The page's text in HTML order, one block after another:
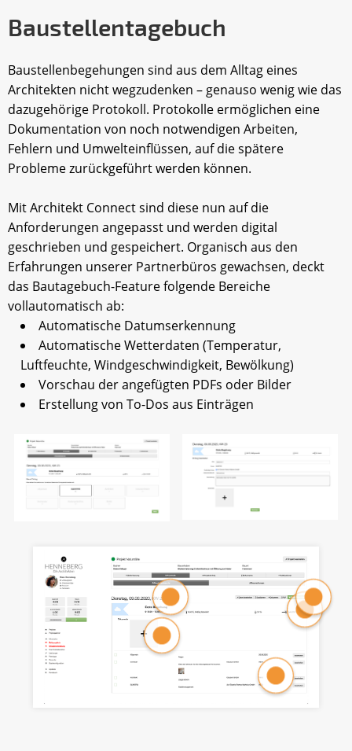
Baustellentagebuch
Baustellenbegehungen sind aus dem Alltag eines
Architekten nicht wegzudenken – genauso wenig wie das
dazugehörige Protokoll. Protokolle ermöglichen eine
Dokumentation von noch notwendigen Arbeiten,
Fehlern und Umwelteinflüssen, auf die spätere
Probleme zurückgeführt werden können.
Mit Architekt Connect sind diese nun auf die
Anforderungen angepasst und werden digital
geschrieben und gespeichert. Organisch aus den
Erfahrungen unserer Partnerbüros gewachsen, deckt
das Bautagebuch-Feature folgende Bereiche
vollautomatisch ab:
Automatische Datumserkennung
Automatische Wetterdaten (Temperatur,
Luftfeuchte, Windgeschwindigkeit, Bewölkung)
Vorschau der angefügten PDFs oder Bilder
Erstellung von To-Dos aus Einträgen